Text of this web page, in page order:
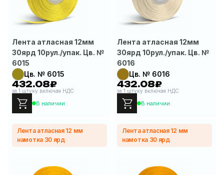
Лента атласная 12мм
30ярд 10рул./упак. Цв. №
6015
Цв. № 6015
432.08₽
за 1 штуку включая НДС
В наличии
Лента атласная 12мм
30ярд 10рул./упак. Цв. №
6016
Цв. № 6016
432.08₽
за 1 штуку включая НДС
В наличии
Лента атласная 12 мм
намотка 30 ярд
Лента атласная 12 мм
намотка 30 ярд